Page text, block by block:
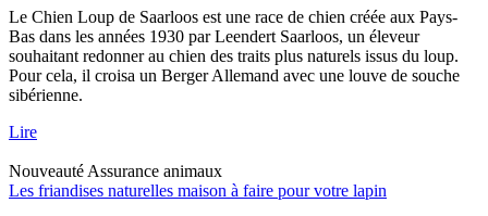
Le Chien Loup de Saarloos est une race de chien créée aux Pays-
Bas dans les années 1930 par Leendert Saarloos, un éleveur
souhaitant redonner au chien des traits plus naturels issus du loup.
Pour cela, il croisa un Berger Allemand avec une louve de souche
sibérienne.
Lire
Nouveauté Assurance animaux
Les friandises naturelles maison à faire pour votre lapin